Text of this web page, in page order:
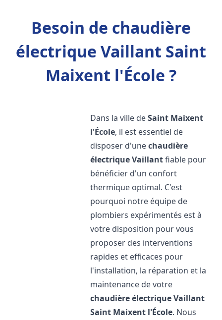
Besoin de chaudière
électrique Vaillant Saint
Maixent l'École ?
Dans la ville deSaint Maixent
l'École, il est essentiel de
disposer d'unechaudière
électrique Vaillantfiable pour
bénéficier d'un confort
thermique optimal. C'est
pourquoi notre équipe de
plombiers expérimentés est à
votre disposition pour vous
proposer des interventions
rapides et efficaces pour
l'installation, la réparation et la
maintenance de votre
chaudière électrique Vaillant
Saint Maixent l'École. Nous